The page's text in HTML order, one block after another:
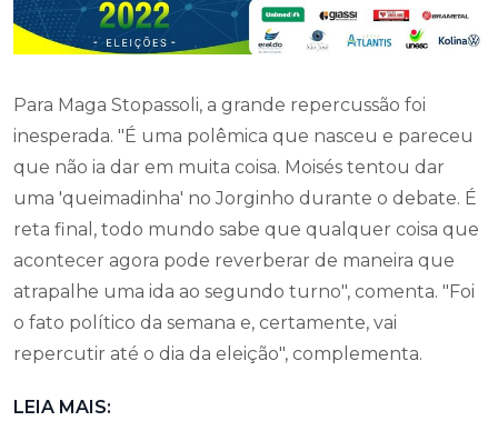
Para Maga Stopassoli, a grande repercussão foi
inesperada. "É uma polêmica que nasceu e pareceu
que não ia dar em muita coisa. Moisés tentou dar
uma 'queimadinha' no Jorginho durante o debate. É
reta final, todo mundo sabe que qualquer coisa que
acontecer agora pode reverberar de maneira que
atrapalhe uma ida ao segundo turno", comenta. "Foi
o fato político da semana e, certamente, vai
repercutir até o dia da eleição", complementa.
LEIA MAIS: